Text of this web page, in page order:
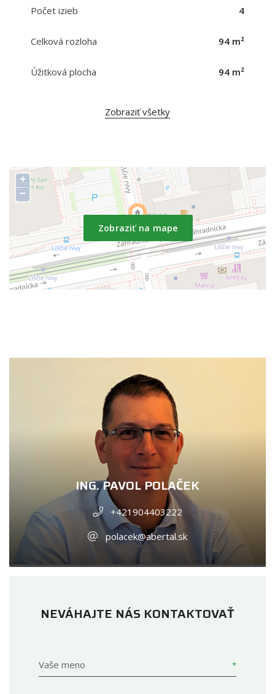
Počet izieb 4
Celková rozloha 94 m²
Úžitková plocha 94 m²
Zobraziť všetky
Zobraziť na mape
+
−
ING. PAVOL POLAČEK
+421904403222
polacek@abertal.sk
NEVÁHAJTE NÁS KONTAKTOVAŤ
Vaše meno